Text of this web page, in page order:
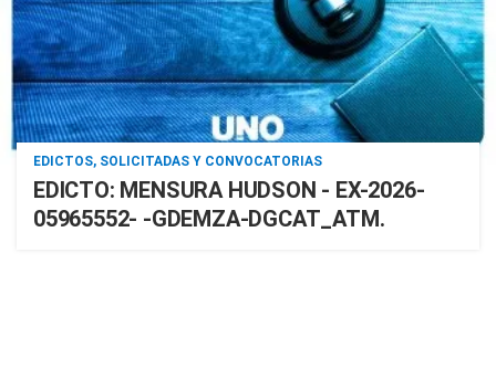
EDICTOS, SOLICITADAS Y CONVOCATORIAS
EDICTO: MENSURA HUDSON - EX-2026-
05965552- -GDEMZA-DGCAT_ATM.